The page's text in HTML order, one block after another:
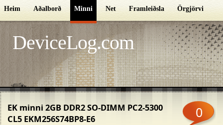
Heim Aðalborð Minni Net Framleiðsla Örgjörvi
DeviceLog.com
EK minni 2GB DDR2 SO-DIMM PC2-5300
CL5 EKM256S74BP8-E6
0